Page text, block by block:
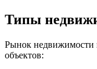
Типы
Рынок недвижимости
объектов: